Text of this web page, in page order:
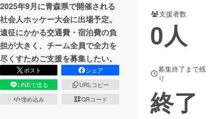
まちづくり・地域活性化
CAMPFIRE for Social Good
CAMPFIRE Creation
CAMPFIREふるさと納税
2025年9月に青森県で開催される
社会人ホッケー大会に出場予定。
遠征にかかる交通費・宿泊費の負
担が大きく、チーム全員で全力を
尽くすためご支援を募集したい。
ポスト
シェア
LINEで送る
URLコピー
埋め込み
QRコード
支援者数
0人
募集終了まで残
り
終了